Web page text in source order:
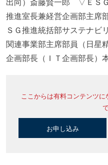
推進室長兼経営企画部主席
ＳＧ推進統括部サステナ
関連事業部主席部員（日
企画部長（ＩＴ企画部長）
ここからは有料コンテンツ
お申し込み